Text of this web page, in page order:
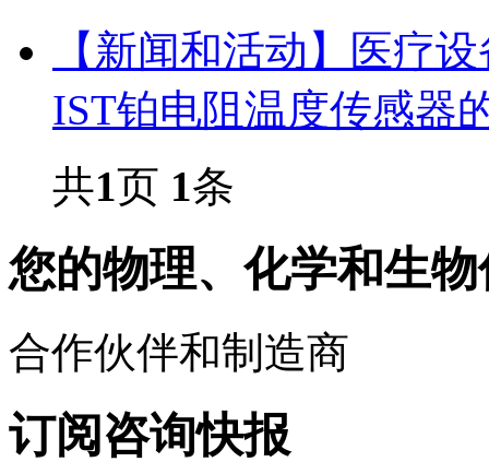
【新闻和活动】医疗
IST铂电阻温度传感器
共1页 1条
您的物理、化学和生
合作伙伴和制造商
订阅咨询快报